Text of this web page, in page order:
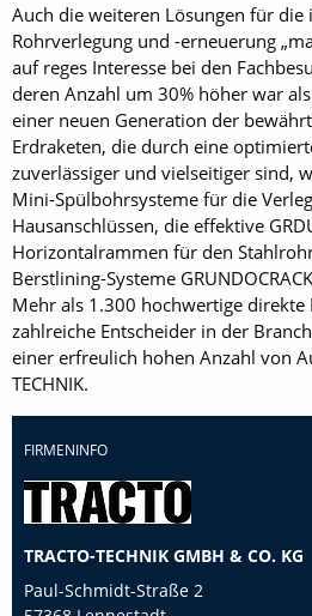
Auch die weiteren Lösungen für
Rohrverlegung und -erneuerung
auf reges Interesse bei den
deren Anzahl um 30% höher war
einer neuen Generation der
Erdraketen, die durch eine
zuverlässiger und vielseitiger sind,
Mini-Spülbohrsysteme für die
Hausanschlüssen, die effektive
Horizontalrammen für den
Berstlining-Systeme
Mehr als 1.300 hochwertige direkte
zahlreiche Entscheider in der
einer erfreulich hohen Anzahl von
TECHNIK.
FIRMENINFO
TRACTO-TECHNIK GMBH & CO. KG
Paul-Schmidt-Straße 2